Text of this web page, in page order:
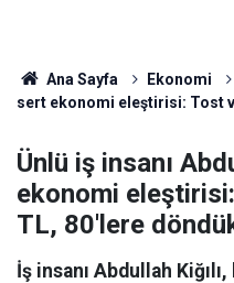
Ana Sayfa Ekonomi
sert ekonomi eleştirisi: Tost
Ünlü iş insanı
ekonomi
TL, 80'lere
İş insanı Abdullah